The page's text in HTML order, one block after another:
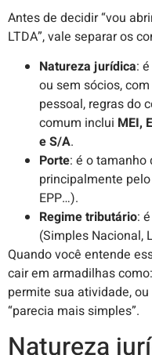
Antes de decidir “vou
LTDA”, vale separar os
Natureza jurídica:
ou sem sócios,
pessoal, regras do
comum inclui MEI,
e S/A.
Porte: é o
principalmente
EPP…).
Regime tributário:
(Simples Nacional,
Quando você entende
cair em armadilhas
permite sua atividade,
“parecia mais simples”.
Natureza